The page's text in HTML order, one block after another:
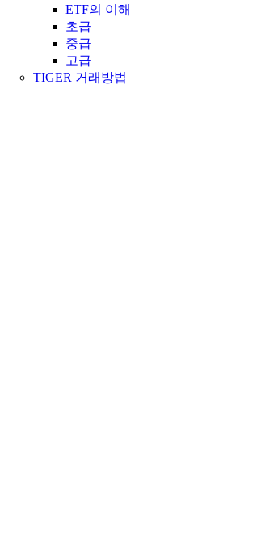
ETF의 이해
초급
중급
고급
TIGER 거래방법